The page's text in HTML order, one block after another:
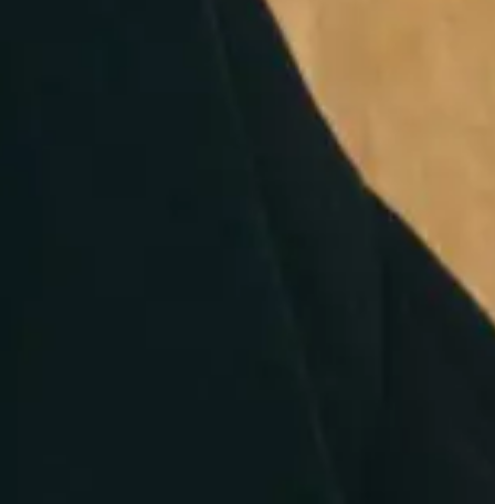
Constellations erwartet
Zusammenarbeit gelingt dort, wo
Führungsteams ihre Organisation verstehen –
und bereit sind, die zugrunde liegenden
In der heutigen Arbeitswelt fordern komplexe